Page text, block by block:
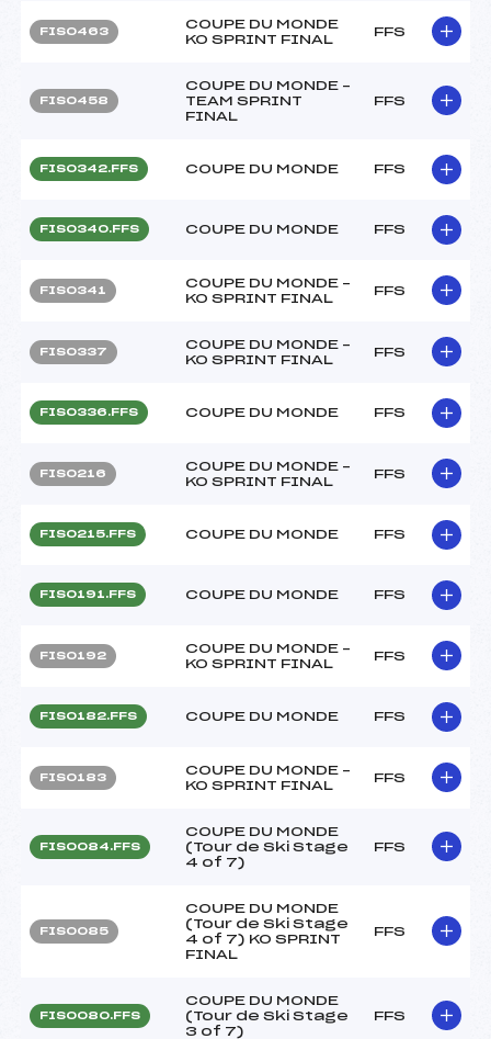
FIS0463
COUPE DU MONDE
KO SPRINT FINAL
FFS
FIS0458
COUPE DU MONDE –
TEAM SPRINT
FINAL
FFS
FIS0342.FFS COUPE DU MONDE FFS
FIS0340.FFS COUPE DU MONDE FFS
FIS0341
COUPE DU MONDE –
KO SPRINT FINAL
FFS
FIS0337
COUPE DU MONDE –
KO SPRINT FINAL
FFS
FIS0336.FFS COUPE DU MONDE FFS
FIS0216
COUPE DU MONDE –
KO SPRINT FINAL
FFS
FIS0215.FFS COUPE DU MONDE FFS
FIS0191.FFS COUPE DU MONDE FFS
FIS0192
COUPE DU MONDE –
KO SPRINT FINAL
FFS
FIS0182.FFS COUPE DU MONDE FFS
FIS0183
COUPE DU MONDE –
KO SPRINT FINAL
FFS
FIS0084.FFS
COUPE DU MONDE
(Tour de Ski Stage
4 of 7)
FFS
FIS0085
COUPE DU MONDE
(Tour de Ski Stage
4 of 7) KO SPRINT
FINAL
FFS
FIS0080.FFS
COUPE DU MONDE
(Tour de Ski Stage
3 of 7)
FFS